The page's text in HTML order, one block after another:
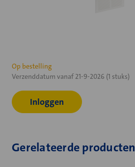
Huidige
voorraad:
Op bestelling
Verzenddatum vanaf 21-9-2026 (1 stuks)
Inloggen
Gerelateerde producten